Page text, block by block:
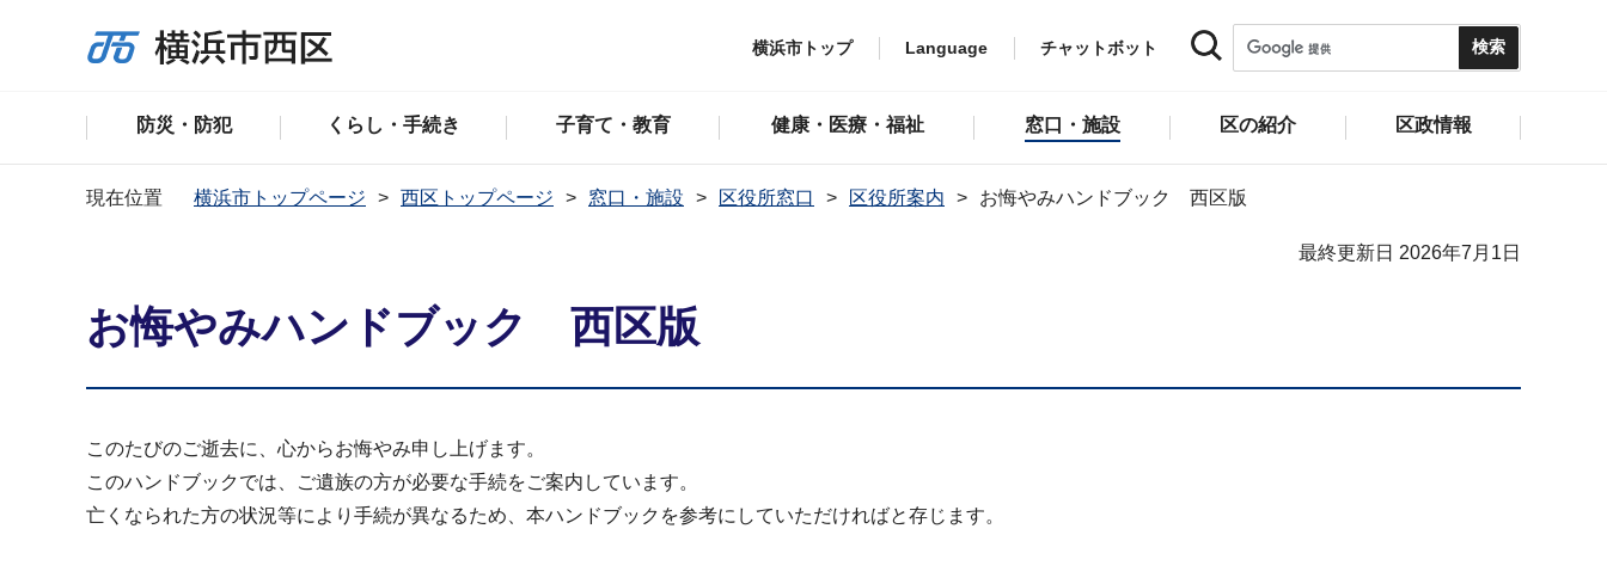
横浜市トップ Language チャットボット
防災・防犯 くらし・手続き 子育て・教育 健康・医療・福祉 窓口・施設 区の紹介 区政情報
現在位置 横浜市トップページ 西区トップページ 窓口・施設 区役所窓口 区役所案内 お悔やみハンドブック 西区版
最終更新日 2026年7月1日
お悔やみハンドブック 西区版
このたびのご逝去に、心からお悔やみ申し上げます。
このハンドブックでは、ご遺族の方が必要な手続をご案内しています。
亡くなられた方の状況等により手続が異なるため、本ハンドブックを参考にしていただければと存じます。